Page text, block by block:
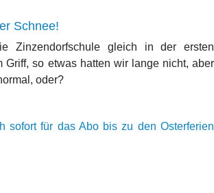
Schnee!
Zinzendorfschule gleich in der ersten
Griff, so etwas hatten wir lange nicht, aber
oder?